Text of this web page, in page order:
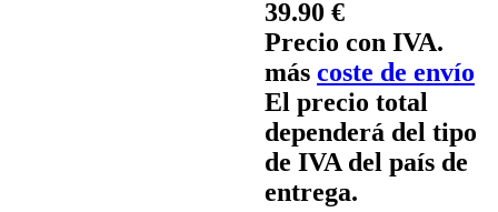
39.90 €
Precio con IVA.
más coste de envío
El precio total
dependerá del tipo
de IVA del país de
entrega.